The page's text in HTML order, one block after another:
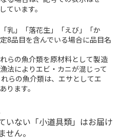
ています。
乳」「落花生」「えび」「か
8品目を含んでいる場合に品目名
らの魚介類を原材料として製造
法によりエビ・カニが混じって
らの魚介類は、エサとしてエ
ります。
いない「小道具類」はお届け
ん。